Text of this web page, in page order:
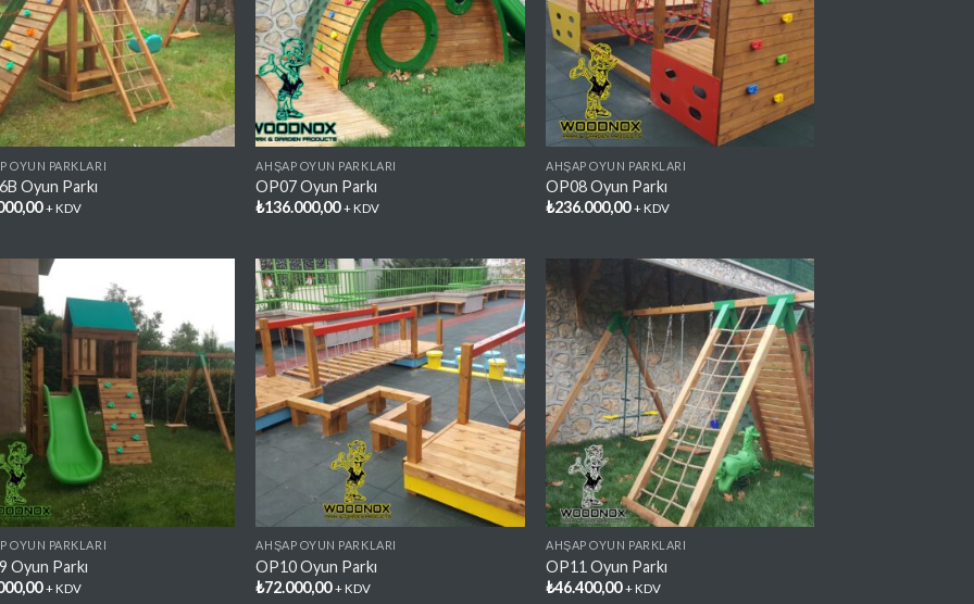
OYUN PARKLARI
Oyun Parkı
+ KDV
AHŞAP OYUN PARKLARI
OP07 Oyun Parkı
₺136.000,00 + KDV
AHŞAP OYUN PARKLARI
OP08 Oyun Parkı
₺236.000,00 + KDV
Favorilere
Ekle
OYUN PARKLARI
Oyun Parkı
+ KDV
Favorilere
Ekle
AHŞAP OYUN PARKLARI
OP10 Oyun Parkı
₺72.000,00 + KDV
Favorilere
Ekle
AHŞAP OYUN PARKLARI
OP11 Oyun Parkı
₺46.400,00 + KDV